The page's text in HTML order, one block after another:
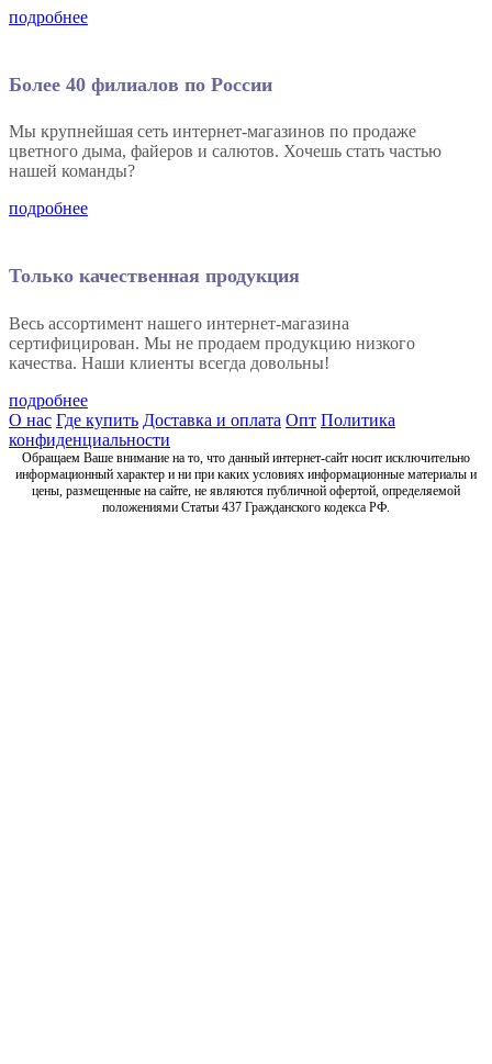
подробнее
Более 40 филиалов по России
Мы крупнейшая сеть интернет-магазинов по продаже
цветного дыма, файеров и салютов. Хочешь стать частью
нашей команды?
подробнее
Только качественная продукция
Весь ассортимент нашего интернет-магазина
сертифицирован. Мы не продаем продукцию низкого
качества. Наши клиенты всегда довольны!
подробнее
О нас Где купить Доставка и оплата Опт Политика
конфиденциальности
Обращаем Ваше внимание на то, что данный интернет-сайт носит исключительно
информационный характер и ни при каких условиях информационные материалы и
цены, размещенные на сайте, не являются публичной офертой, определяемой
положениями Статьи 437 Гражданского кодекса РФ.